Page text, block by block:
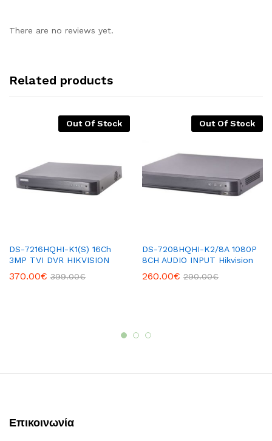
There are no reviews yet.
Related products
Out Of Stock
DS-7216HQHI-K1(S) 16Ch
3MP TVI DVR HIKVISION
370.00€ 399.00€
Out Of Stock
DS-7208HQHI-K2/8A 1080P
8CH AUDIO INPUT Hikvision
260.00€ 290.00€
Επικοινωνία